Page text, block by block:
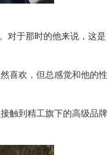
对于那时的他来说，这是
喜欢，但总感觉和他的性
触到精工旗下的高级品牌